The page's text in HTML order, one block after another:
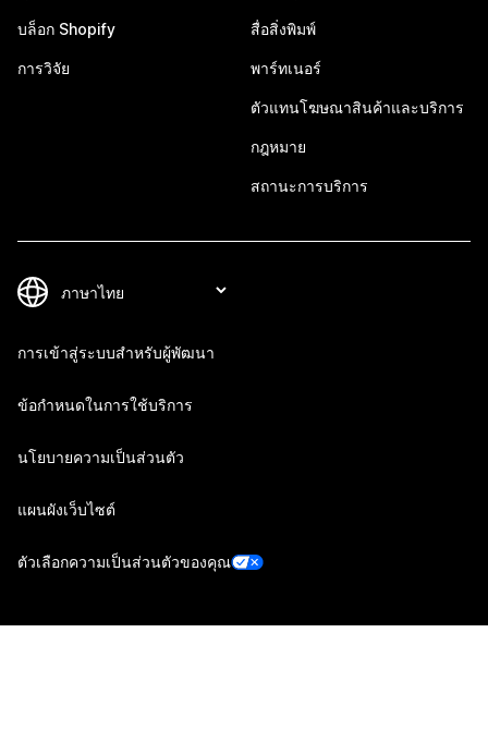
บล็อก Shopify
การวิจัย
สื่อสิ่งพิมพ์
พาร์ทเนอร์
ตัวแทนโฆษณาสินค้าและบริการ
กฎหมาย
สถานะการบริการ
การเข้าสู่ระบบสำหรับผู้พัฒนา
ข้อกำหนดในการใช้บริการ
นโยบายความเป็นส่วนตัว
แผนผังเว็บไซต์
ตัวเลือกความเป็นส่วนตัวของคุณ